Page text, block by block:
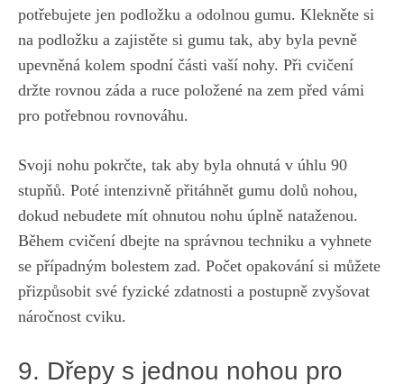
potřebujete jen podložku a ⁣odolnou gumu. ‌Klekněte si
na podložku a zajistěte si gumu tak, aby byla pevně
upevněná kolem spodní části‌ vaší nohy. Při cvičení
držte rovnou záda a ruce položené na zem před‌ vámi
pro potřebnou rovnováhu.
Svoji nohu pokrčte, tak aby byla ohnutá v úhlu 90
stupňů. Poté intenzivně přitáhnět gumu dolů nohou,
dokud nebudete⁢ mít ohnutou nohu úplně nataženou.
Během cvičení dbejte na správnou techniku a vyhnete
se případným bolestem zad. ⁤Počet opakování si ​můžete
přizpůsobit své fyzické zdatnosti a postupně zvyšovat
náročnost cviku.
9. Dřepy s jednou nohou pro